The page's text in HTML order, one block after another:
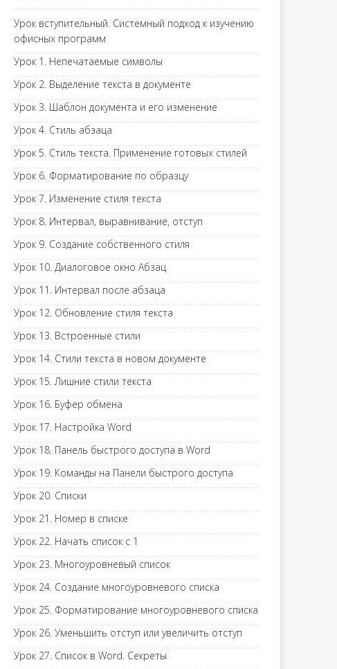
Урок вступительный. Системный подход к изучению
офисных программ
Урок 1. Непечатаемые символы
Урок 2. Выделение текста в документе
Урок 3. Шаблон документа и его изменение
Урок 4. Стиль абзаца
Урок 5. Стиль текста. Применение готовых стилей
Урок 6. Форматирование по образцу
Урок 7. Изменение стиля текста
Урок 8. Интервал, выравнивание, отступ
Урок 9. Создание собственного стиля
Урок 10. Диалоговое окно Абзац
Урок 11. Интервал после абзаца
Урок 12. Обновление стиля текста
Урок 13. Встроенные стили
Урок 14. Стили текста в новом документе
Урок 15. Лишние стили текста
Урок 16. Буфер обмена
Урок 17. Настройка Word
Урок 18. Панель быстрого доступа в Word
Урок 19. Команды на Панели быстрого доступа
Урок 20. Списки
Урок 21. Номер в списке
Урок 22. Начать список с 1
Урок 23. Многоуровневый список
Урок 24. Создание многоуровневого списка
Урок 25. Форматирование многоуровневого списка
Урок 26. Уменьшить отступ или увеличить отступ
Урок 27. Список в Word. Секреты